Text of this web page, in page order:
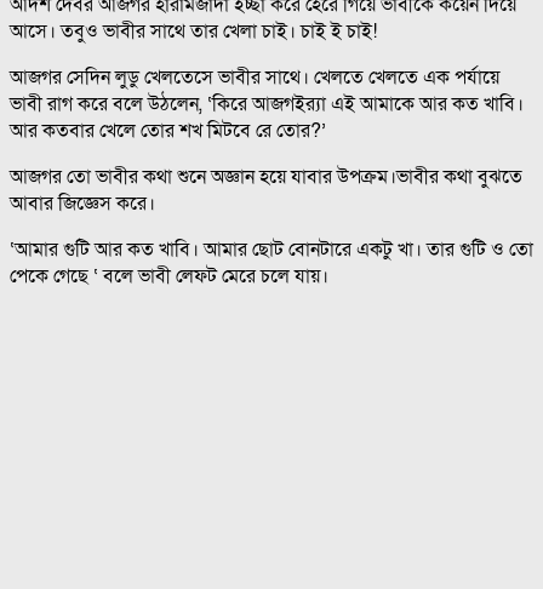
আসে। তবুও ভাবীর সাথে তার খেলা চাই। চাই ই চাই!
আজগর সেদিন লুডু খেলতেসে ভাবীর সাথে। খেলতে খেলতে এক পর্যায়ে
ভাবী রাগ করে বলে উঠলেন, ‘কিরে আজগইর‍্যা এই আমাকে আর কত খাবি।
আর কতবার খেলে তোর শখ মিটবে রে তোর?’
আজগর তো ভাবীর কথা শুনে অজ্ঞান হয়ে যাবার উপক্রম।ভাবীর কথা বুঝতে
আবার জিজ্ঞেস করে।
‘আমার গুটি আর কত খাবি। আমার ছোট বোনটারে একটু খা। তার গুটি ও তো
পেকে গেছে ‘ বলে ভাবী লেফট মেরে চলে যায়।